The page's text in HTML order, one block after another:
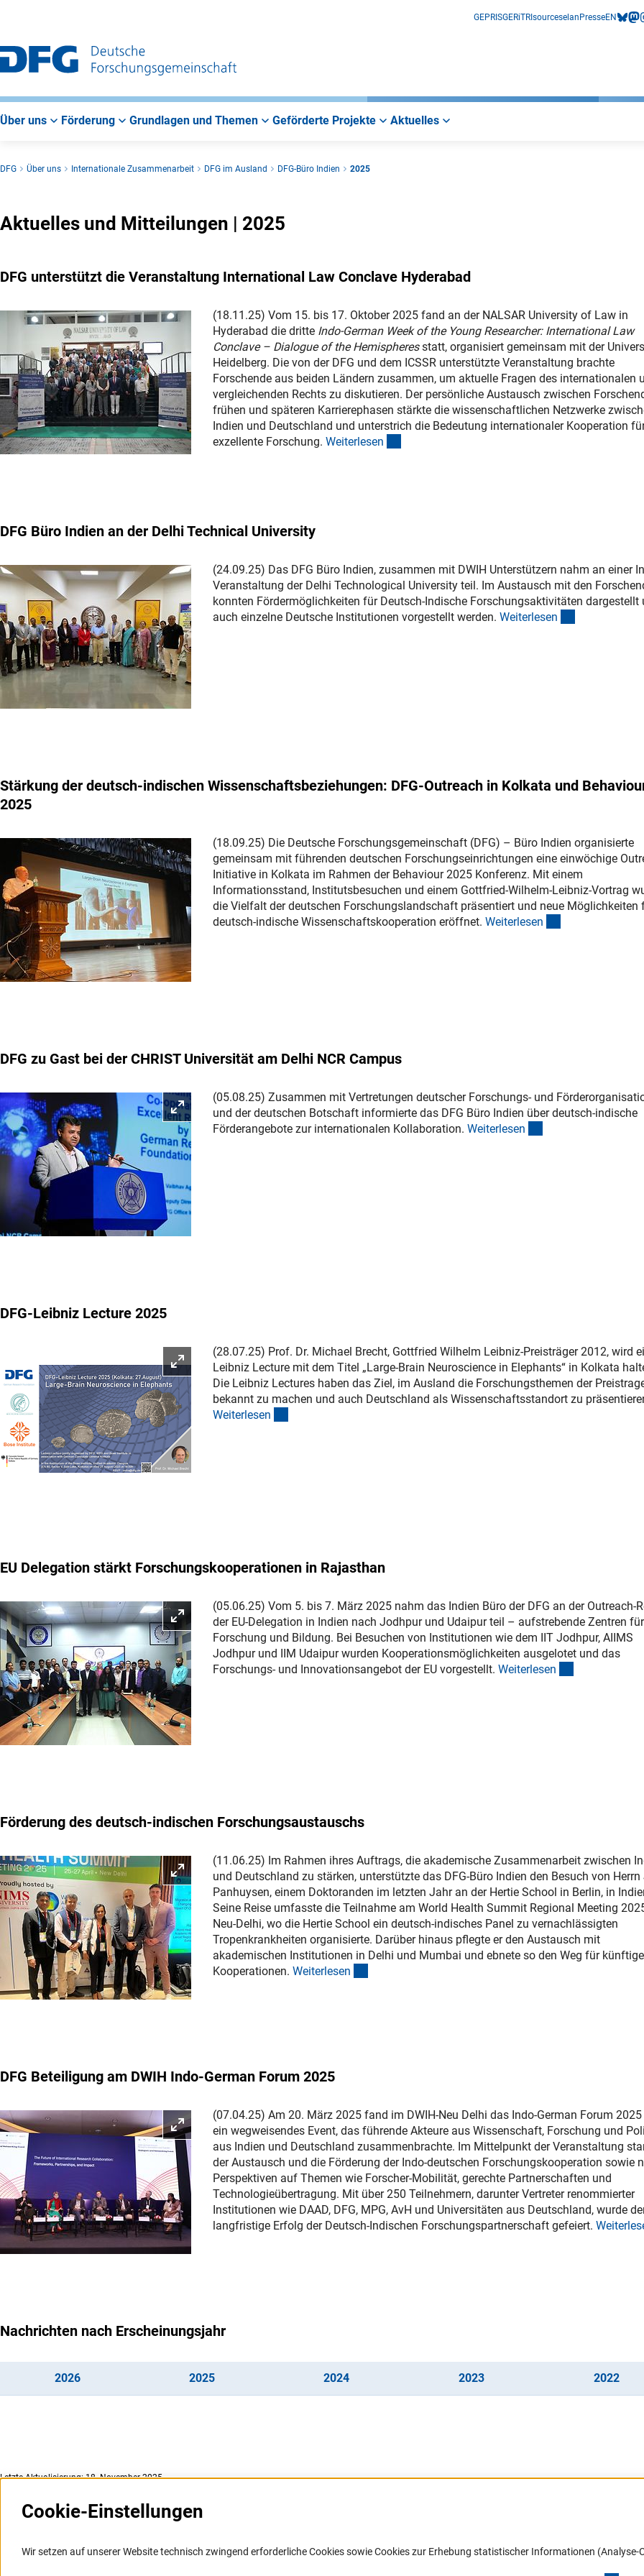
GEPRISGERiTRIsourceselan PresseEN
Über uns Förderung Grundlagen und Themen Geförderte Projekte Aktuelles
DFG Über uns Internationale Zusammenarbeit DFG im Ausland DFG-Büro Indien 2025
Aktuelles und Mitteilungen | 2025
DFG unterstützt die Veranstaltung International Law Conclave Hyderabad
(18.11.25) Vom 15. bis 17. Oktober 2025 fand an der NALSAR University of Law in
Hyderabad die dritte Indo-German Week of the Young Researcher: International Law
Conclave – Dialogue of the Hemispheresstatt, organisiert gemeinsam mit der
Heidelberg. Die von der DFG und dem ICSSR unterstützte Veranstaltung brachte
Forschende aus beiden Ländern zusammen, um aktuelle Fragen des internationalen
vergleichenden Rechts zu diskutieren. Der persönliche Austausch zwischen
frühen und späteren Karrierephasen stärkte die wissenschaftlichen Netzwerke
Indien und Deutschland und unterstrich die Bedeutung internationaler Kooperation
exzellente Forschung. Weiterlesen
DFG Büro Indien an der Delhi Technical University
(24.09.25) Das DFG Büro Indien, zusammen mit DWIH Unterstützern nahm an einer
Veranstaltung der Delhi Technological University teil. Im Austausch mit den
konnten Fördermöglichkeiten für Deutsch-Indische Forschungsaktivitäten dargestellt
auch einzelne Deutsche Institutionen vorgestellt werden. Weiterlesen
Stärkung der deutsch-indischen Wissenschaftsbeziehungen: DFG-Outreach in Kolkata und
2025
(18.09.25) Die Deutsche Forschungsgemeinschaft (DFG) – Büro Indien organisierte
gemeinsam mit führenden deutschen Forschungseinrichtungen eine einwöchige
Initiative in Kolkata im Rahmen der Behaviour 2025 Konferenz. Mit einem
Informationsstand, Institutsbesuchen und einem Gottfried-Wilhelm-Leibniz-Vortrag
die Vielfalt der deutschen Forschungslandschaft präsentiert und neue Möglichkeiten
deutsch-indische Wissenschaftskooperation eröffnet. Weiterlesen
DFG zu Gast bei der CHRIST Universität am Delhi NCR Campus
Bild vergrößern
(05.08.25) Zusammen mit Vertretungen deutscher Forschungs- und
und der deutschen Botschaft informierte das DFG Büro Indien über deutsch-indische
Förderangebote zur internationalen Kollaboration. Weiterlesen
DFG-Leibniz Lecture 2025
Bild vergrößern
(28.07.25) Prof. Dr. Michael Brecht, Gottfried Wilhelm Leibniz-Preisträger 2012, wird
Leibniz Lecture mit dem Titel „Large-Brain Neuroscience in Elephants“ in Kolkata
Die Leibniz Lectures haben das Ziel, im Ausland die Forschungsthemen der
bekannt zu machen und auch Deutschland als Wissenschaftsstandort zu
Weiterlesen
EU Delegation stärkt Forschungskooperationen in Rajasthan
Bild vergrößern
(05.06.25) Vom 5. bis 7. März 2025 nahm das Indien Büro der DFG an der Outreach-
der EU-Delegation in Indien nach Jodhpur und Udaipur teil – aufstrebende Zentren für
Forschung und Bildung. Bei Besuchen von Institutionen wie dem IIT Jodhpur, AIIMS
Jodhpur und IIM Udaipur wurden Kooperationsmöglichkeiten ausgelotet und das
Forschungs- und Innovationsangebot der EU vorgestellt. Weiterlesen
Förderung des deutsch-indischen Forschungsaustauschs
Bild vergrößern
(11.06.25) Im Rahmen ihres Auftrags, die akademische Zusammenarbeit zwischen
und Deutschland zu stärken, unterstützte das DFG-Büro Indien den Besuch von
Panhuysen, einem Doktoranden im letzten Jahr an der Hertie School in Berlin, in
Seine Reise umfasste die Teilnahme am World Health Summit Regional Meeting
Neu-Delhi, wo die Hertie School ein deutsch-indisches Panel zu vernachlässigten
Tropenkrankheiten organisierte. Darüber hinaus pflegte er den Austausch mit
akademischen Institutionen in Delhi und Mumbai und ebnete so den Weg für künftige
Kooperationen. Weiterlesen
DFG Beteiligung am DWIH Indo-German Forum 2025
Bild vergrößern
(07.04.25) Am 20. März 2025 fand im DWIH-Neu Delhi das Indo-German Forum
ein wegweisendes Event, das führende Akteure aus Wissenschaft, Forschung und
aus Indien und Deutschland zusammenbrachte. Im Mittelpunkt der Veranstaltung
der Austausch und die Förderung der Indo-deutschen Forschungskooperation sowie
Perspektiven auf Themen wie Forscher-Mobilität, gerechte Partnerschaften und
Technologieübertragung. Mit über 250 Teilnehmern, darunter Vertreter renommierter
Institutionen wie DAAD, DFG, MPG, AvH und Universitäten aus Deutschland, wurde
langfristige Erfolg der Deutsch-Indischen Forschungspartnerschaft gefeiert.
Nachrichten nach Erscheinungsjahr
2026(interner Link) 2025(interner Link) 2024(interner Link) 2023(interner Link) 2022
Letzte Aktualisierung: 18. November 2025
Informationssysteme
Cookie-Einstellungen
Wir setzen auf unserer Website technisch zwingend erforderliche Cookies sowie Cookies zur Erhebung statistischer Informationen (Analyse-